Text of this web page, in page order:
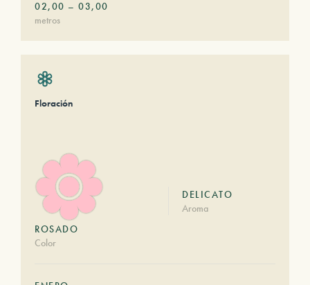
02,00 – 03,00
metros
Floración
ROSADO
Color
DELICATO
Aroma